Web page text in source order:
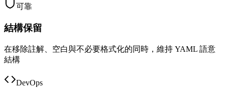
可靠
結構保留
在移除註解、空白與不必要格式化的同時，維持 YAML 語意
結構
DevOps